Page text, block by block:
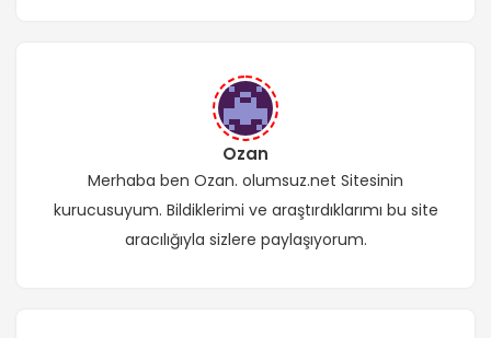
Ozan
Merhaba ben Ozan. olumsuz.net Sitesinin
kurucusuyum. Bildiklerimi ve araştırdıklarımı bu site
aracılığıyla sizlere paylaşıyorum.